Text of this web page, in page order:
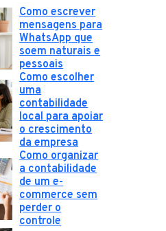
Como escrever
mensagens para
WhatsApp que
soem naturais e
pessoais
Como escolher
uma
contabilidade
local para apoiar
o crescimento
da empresa
Como organizar
a contabilidade
de um e-
commerce sem
perder o
controle